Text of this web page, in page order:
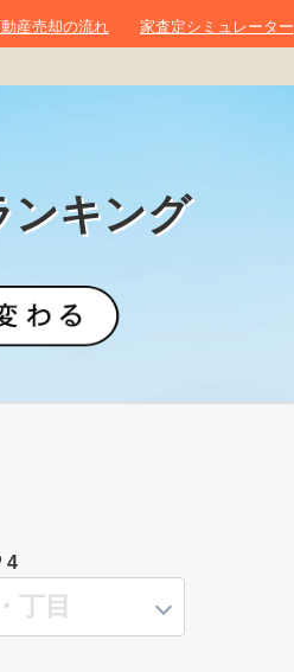
産売却の流れ 家査定シミュレーター
ンキング
4